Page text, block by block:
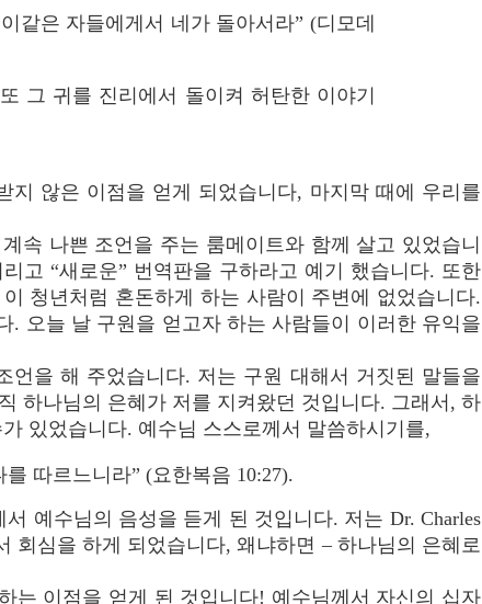
같은 자들에게서 네가 돌아서라” (디모데
그 귀를 진리에서 돌이켜 허탄한 이야기
지 않은 이점을 얻게 되었습니다, 마지막 때에 우리를
속 나쁜 조언을 주는 룸메이트와 함께 살고 있었습니
고 “새로운” 번역판을 구하라고 예기 했습니다. 또한
청년처럼 혼돈하게 하는 사람이 주변에 없었습니다.
. 오늘 날 구원을 얻고자 하는 사람들이 이러한 유익을
을 해 주었습니다. 저는 구원 대해서 거짓된 말들을
하나님의 은혜가 저를 지켜왔던 것입니다. 그래서, 하
있었습니다. 예수님 스스로께서 말씀하시기를,
따르느니라” (요한복음 10:27).
예수님의 음성을 듣게 된 것입니다. 저는 Dr. Charles
회심을 하게 되었습니다, 왜냐하면 – 하나님의 은혜로
는 이점을 얻게 된 것입니다! 예수님께서 자신의 십자